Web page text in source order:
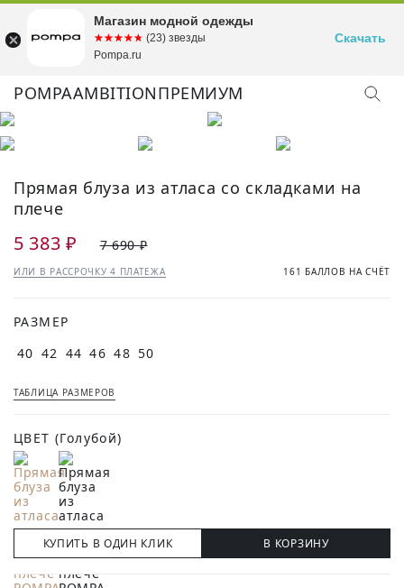
POMPAAMBITIONПРЕМИУМ
Прямая блуза из атласа со складками на
плече
5 383 ₽ 7 690 ₽
ИЛИ В РАССРОЧКУ 4 ПЛАТЕЖА 161 БАЛЛОВ НА СЧЁТ
РАЗМЕР
40 42 44 46 48 50
ТАБЛИЦА РАЗМЕРОВ
ЦВЕТ (Голубой)
КУПИТЬ В ОДИН КЛИК В КОРЗИНУ
Магазин модной одежды
☆☆☆☆☆
★★★★★ (23) звезды
Pompa.ru
Скачать